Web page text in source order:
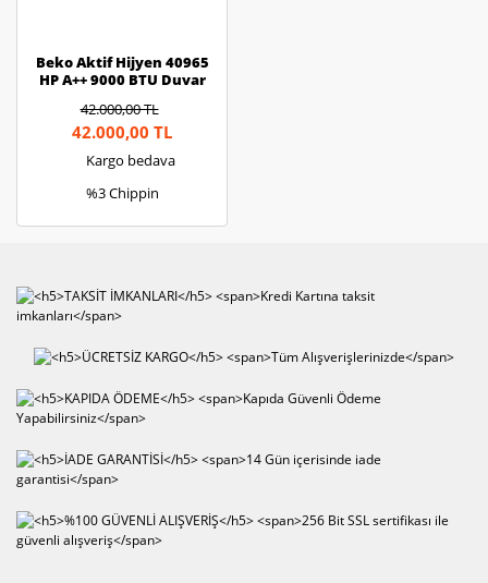
Beko Aktif Hijyen 40965
HP A++ 9000 BTU Duvar
42.000,00 TL
42.000,00 TL
Kargo bedava
%3 Chippin